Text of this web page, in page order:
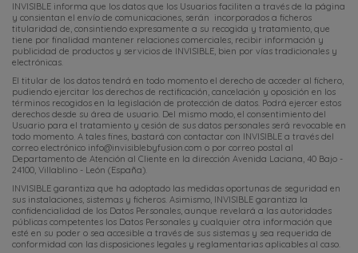
INVISIBLE informa que los datos que los Usuarios faciliten a través de la página
y consientan el envío de comunicaciones, serán incorporados a ficheros
titularidad de, consintiendo expresamente a su recogida y tratamiento, que
tiene por finalidad mantener relaciones comerciales, recibir información y
publicidad de productos y servicios de INVISIBLE, bien por vías tradicionales y
electrónicas.
El titular de los datos tendrá en todo momento el derecho de acceder al fichero,
pudiendo ejercitar los derechos de rectificación, cancelación y oposición en los
términos recogidos en la legislación de protección de datos. Podrá ejercer estos
derechos desde su área de usuario. Del mismo modo, el consentimiento del
Usuario para el tratamiento y cesión de sus datos personales será revocable en
todo momento. A tales fines, bastará con contactar con INVISIBLE a través del
correo electrónico info@invisiblebyfusion.com o por correo postal al
Departamento de Atención al Cliente en la dirección Avenida Laciana, 40 Bajo -
24100, Villablino - León (España).
INVISIBLE garantiza que ha adoptado las medidas oportunas de seguridad en
sus instalaciones, sistemas y ficheros. Asimismo, INVISIBLE garantiza la
confidencialidad de los Datos Personales, aunque revelará a las autoridades
públicas competentes los Datos Personales y cualquier otra información que
esté en su poder o sea accesible a través de sus sistemas y sea requerida de
conformidad con las disposiciones legales y reglamentarias aplicables al caso.